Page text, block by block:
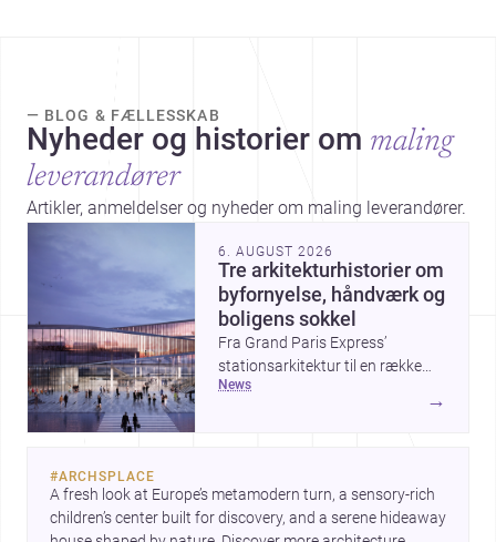
— BLOG & FÆLLESSKAB
Nyheder og historier om maling
leverandører
Artikler, anmeldelser og nyheder om maling leverandører.
6. AUGUST 2026
Tre arkitekturhistorier om
byfornyelse, håndværk og
boligens sokkel
Fra Grand Paris Express’
stationsarkitektur til en række
projekter, der undersøger
Samtidig peger The Plinth House
/ Cambra Buró på, hvordan et
news
→
#ARCHSPLACE
A fresh look at Europe’s metamodern turn, a sensory-rich
children’s center built for discovery, and a serene hideaway